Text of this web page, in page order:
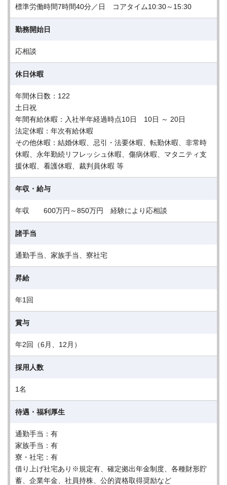
標準労働時間7時間40分／日 コアタイム10:30～15:30
勤務開始日
応相談
休日休暇
年間休日数：122
土日祝
年間有給休暇：入社半年経過時点10日 10日 ～ 20日
法定休暇：年次有給休暇
その他休暇：結婚休暇、忌引・法要休暇、転勤休暇、非常時
休暇、永年勤続リフレッシュ休暇、傷病休暇、マタニティ支
援休暇、看護休暇、裁判員休暇 等
年収・給与
年収 600万円～850万円 経験により応相談
諸手当
通勤手当、家族手当、寮社宅
昇給
年1回
賞与
年2回（6月、12月）
採用人数
1名
待遇・福利厚生
通勤手当：有
家族手当：有
寮・社宅：有
借り上げ社宅あり※規定有、確定拠出年金制度、各種財形貯
蓄、企業年金、社員持株、公的資格取得奨励など